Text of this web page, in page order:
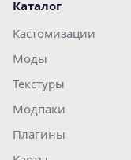
Каталог
Кастомизации
Моды
Текстуры
Модпаки
Плагины